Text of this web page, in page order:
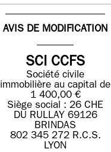
AVIS DE MODIFICATION
SCI CCFS
Société civile
immobilière au capital de
1 400,00 €
Siège social : 26 CHE
DU RULLAY 69126
BRINDAS
802 345 272 R.C.S.
LYON